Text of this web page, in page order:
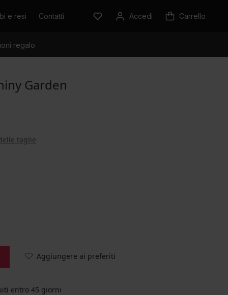
e resi Contatti Accedi Carrello
regalo
Garden
taglie
Aggiungere ai preferiti
entro 45 giorni